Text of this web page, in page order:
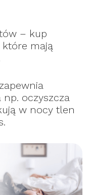
– kup
mają
np. oczyszcza
w nocy tlen